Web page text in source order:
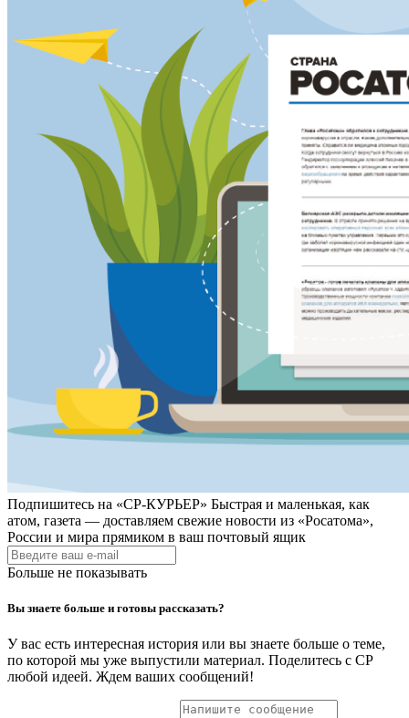
Подпишитесь на «СР-КУРЬЕР» Быстрая и маленькая, как
атом, газета — доставляем свежие новости из «Росатома»,
России и мира прямиком в ваш почтовый ящик
Больше не показывать
Вы знаете больше и готовы рассказать?
У вас есть интересная история или вы знаете больше о теме,
по которой мы уже выпустили материал. Поделитесь с СР
любой идеей. Ждем ваших сообщений!